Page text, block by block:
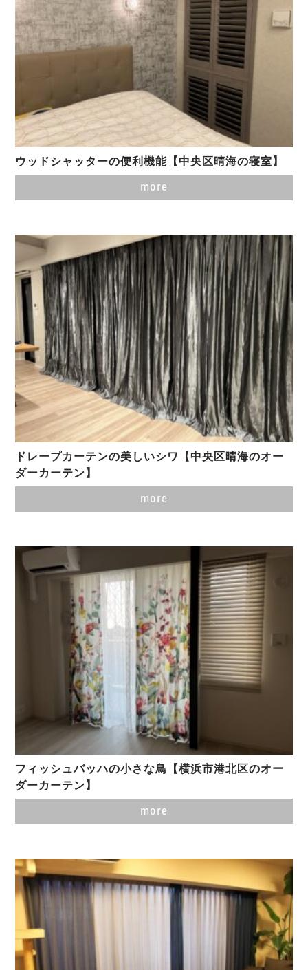
ウッドシャッターの便利機能【中央区晴海の寝室】
more
ドレープカーテンの美しいシワ【中央区晴海のオー
ダーカーテン】
more
フィッシュバッハの小さな鳥【横浜市港北区のオー
ダーカーテン】
more